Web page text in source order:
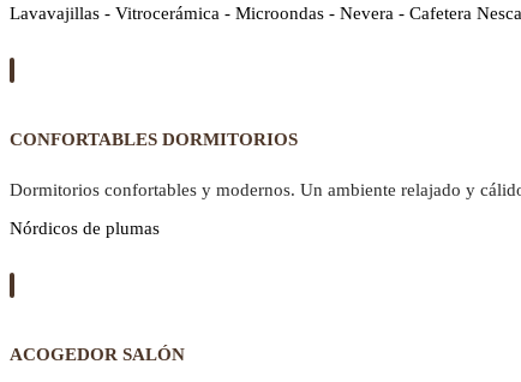
Lavavajillas - Vitrocerámica - Microondas - Nevera - Cafetera
CONFORTABLES DORMITORIOS
Dormitorios confortables y modernos. Un ambiente relajado y
Nórdicos de plumas
ACOGEDOR SALÓN